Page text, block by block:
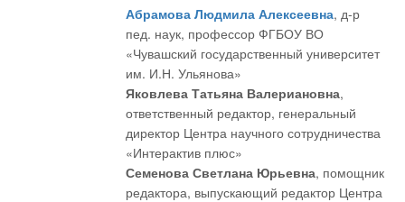
Абрамова Людмила Алексеевна, д-р
пед. наук, профессор ФГБОУ ВО
«Чувашский государственный университет
им. И.Н. Ульянова»
Яковлева Татьяна Валериановна,
ответственный редактор, генеральный
директор Центра научного сотрудничества
«Интерактив плюс»
Семенова Светлана Юрьевна, помощник
редактора, выпускающий редактор Центра